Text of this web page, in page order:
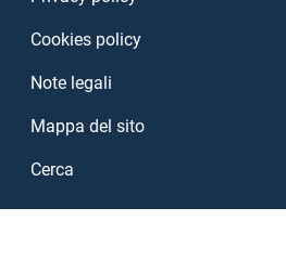
Cookies policy
Note legali
Mappa del sito
Cerca